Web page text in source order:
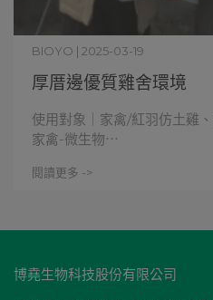
厚厝邊優質雞舍環境
BIOYO | 2025-03-19
使用對象｜家禽/紅羽仿土雞
家禽-微生物⋯
閱讀更多 ->
博堯生物科技股份有限公司